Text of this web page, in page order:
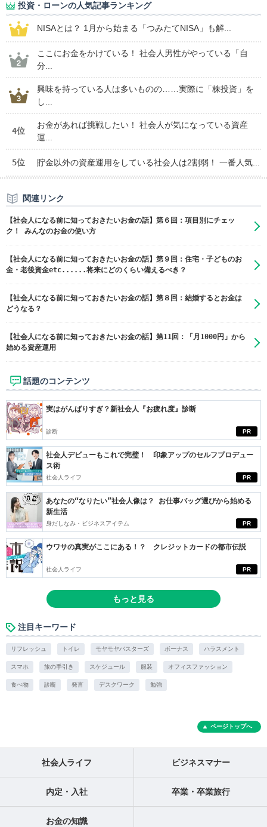
投資・ローンの人気記事ランキング
NISAとは？ 1月から始まる「つみたてNISA」も解...
ここにお金をかけている！ 社会人男性がやっている「自
分...
興味を持っている人は多いものの……実際に「株投資」を
し...
4位
お金があれば挑戦したい！ 社会人が気になっている資産
運...
5位 貯金以外の資産運用をしている社会人は2割弱！ 一番人気...
関連リンク
【社会人になる前に知っておきたいお金の話】第６回：項目別にチェッ
ク！ みんなのお金の使い方
【社会人になる前に知っておきたいお金の話】第９回：住宅・子どものお
金・老後資金etc......将来にどのくらい備えるべき？
【社会人になる前に知っておきたいお金の話】第８回：結婚するとお金は
どうなる？
【社会人になる前に知っておきたいお金の話】第11回：「月1000円」から
始める資産運用
話題のコンテンツ
PR
実はがんばりすぎ？新社会人『お疲れ度』診断
診断
PR
社会人デビューもこれで完璧！ 印象アップのセルフプロデュー
ス術
社会人ライフ
PR
あなたの“なりたい”社会人像は？ お仕事バッグ選びから始める
新生活
身だしなみ・ビジネスアイテム
PR
ウワサの真実がここにある！？ クレジットカードの都市伝説
社会人ライフ
もっと見る
注目キーワード
リフレッシュ トイレ モヤモヤバスターズ ボーナス ハラスメント
スマホ 旅の手引き スケジュール 服装 オフィスファッション
食べ物 診断 発言 デスクワーク 勉強
ページトップへ
社会人ライフ ビジネスマナー
内定・入社 卒業・卒業旅行
お金の知識